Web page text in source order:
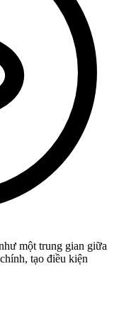
một trung gian giữa
tạo điều kiện